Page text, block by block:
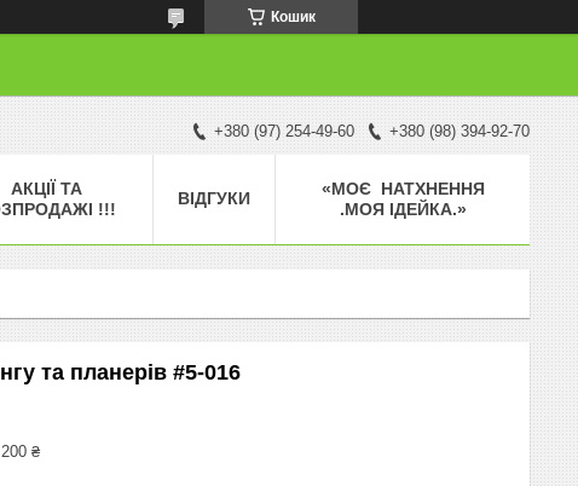
Кошик
+380 (97) 254-49-60 +380 (98) 394-92-70
АКЦІЇ ТА
!!!
ВІДГУКИ
«МОЄ НАТХНЕННЯ
.МОЯ ІДЕЙКА.»
та планерів #5-016
₴